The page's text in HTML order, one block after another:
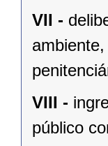
VII -
VIII -
público